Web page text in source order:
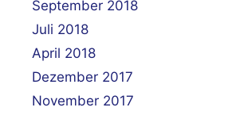
September 2018
Juli 2018
April 2018
Dezember 2017
November 2017